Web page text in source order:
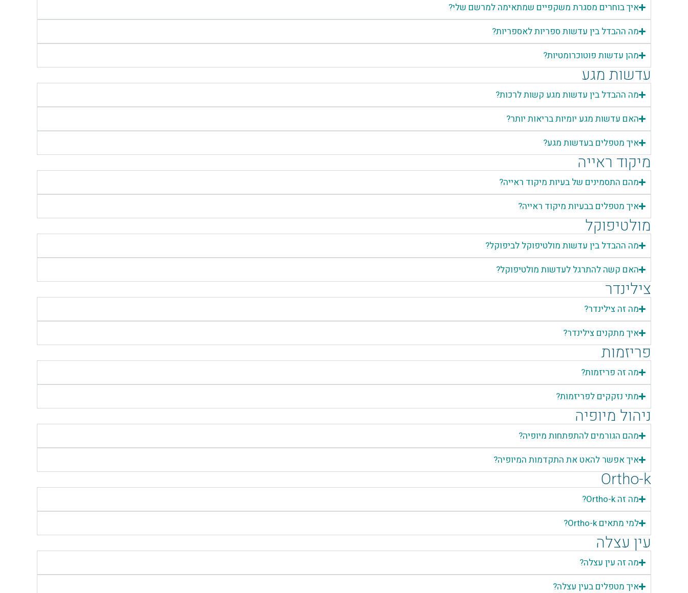
איך בוחרים מסגרת משקפיים שמתאימה למרשם שלי?
מה ההבדל בין עדשות ספריות לאספריות?
מהן עדשות פוטוכרומטיות?
עדשות מגע
מה ההבדל בין עדשות מגע קשות לרכות?
האם עדשות מגע יומיות בריאות יותר?
איך מטפלים בעדשות מגע?
מיקוד ראייה
מהם התסמינים של בעיות מיקוד ראייה?
איך מטפלים בבעיות מיקוד ראייה?
מולטיפוקל
מה ההבדל בין עדשות מולטיפוקל לביפוקל?
האם קשה להתרגל לעדשות מולטיפוקל?
צילינדר
מה זה צילינדר?
איך מתקנים צילינדר?
פריזמות
מה זה פריזמות?
מתי נזקקים לפריזמות?
ניהול מיופיה
מהם הגורמים להתפתחות מיופיה?
איך אפשר להאט את התקדמות המיופיה?
Ortho-k
מה זה Ortho-k?
למי מתאים Ortho-k?
עין עצלה
מה זה עין עצלה?
איך מטפלים בעין עצלה?